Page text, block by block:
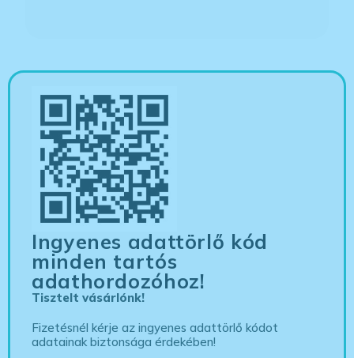
Ingyenes adattörlő kód
minden tartós
adathordozóhoz!
Tisztelt vásárlónk!
Fizetésnél kérje az ingyenes adattörlő kódot
adatainak biztonsága érdekében!